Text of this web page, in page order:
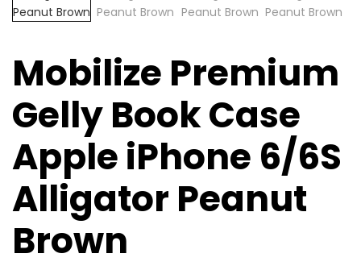
Mobilize Premium
Gelly Book Case
Apple iPhone 6/6S
Alligator Peanut
Brown